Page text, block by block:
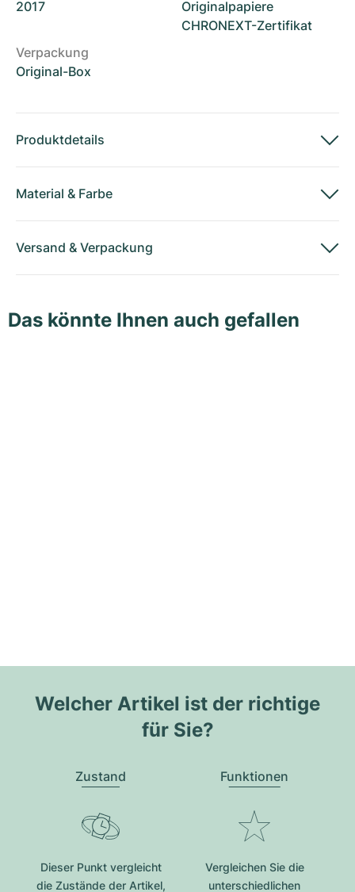
2017
Originalpapiere
CHRONEXT-Zertifikat
Verpackung
Original-Box
Produktdetails
Material & Farbe
Versand & Verpackung
Das könnte Ihnen auch gefallen
Welcher Artikel ist der richtige
für Sie?
Zustand
Dieser Punkt vergleicht
die Zustände der Artikel,
Funktionen
Vergleichen Sie die
unterschiedlichen